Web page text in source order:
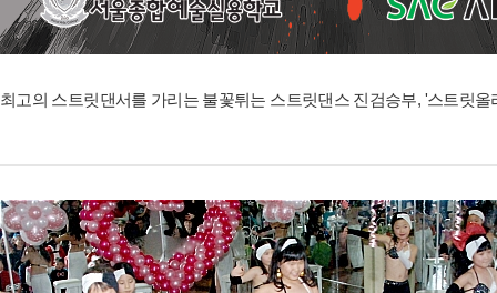
최고의 스트릿댄서를 가리는 불꽃튀는 스트릿댄스 진검승부, '스트릿올